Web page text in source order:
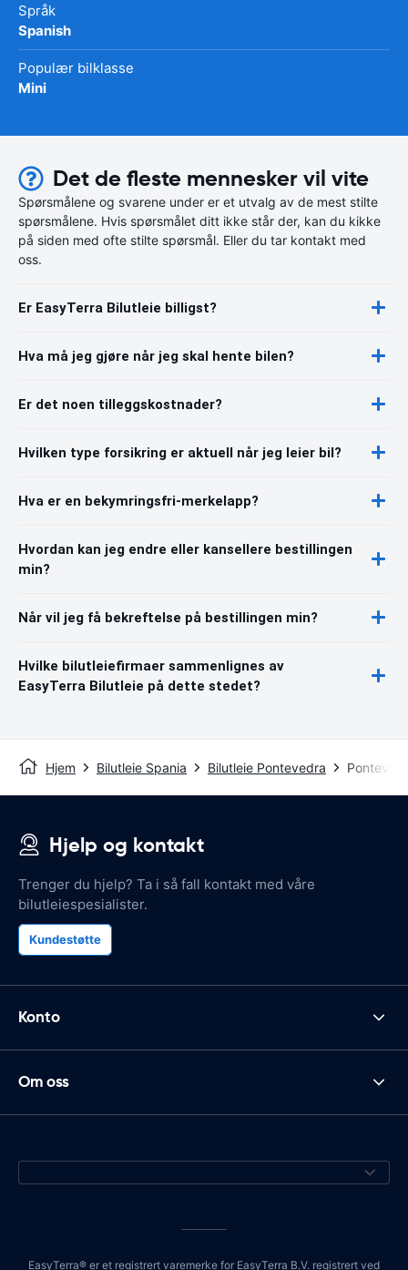
Språk
Spanish
Populær bilklasse
Mini
Det de fleste mennesker vil vite
Spørsmålene og svarene under er et utvalg av de mest stilte
spørsmålene. Hvis spørsmålet ditt ikke står der, kan du kikke
på siden med ofte stilte spørsmål. Eller du tar kontakt med
oss.
Er EasyTerra Bilutleie billigst?
Hva må jeg gjøre når jeg skal hente bilen?
Er det noen tilleggskostnader?
Hvilken type forsikring er aktuell når jeg leier bil?
Hva er en bekymringsfri-merkelapp?
Hvordan kan jeg endre eller kansellere bestillingen
min?
Når vil jeg få bekreftelse på bestillingen min?
Hvilke bilutleiefirmaer sammenlignes av
EasyTerra Bilutleie på dette stedet?
Hjem Bilutleie Spania Bilutleie Pontevedra
Hjelp og kontakt
Trenger du hjelp? Ta i så fall kontakt med våre
bilutleiespesialister.
Kundestøtte
Konto
Om oss
EasyTerra® er et registrert varemerke for EasyTerra B.V. registrert ved